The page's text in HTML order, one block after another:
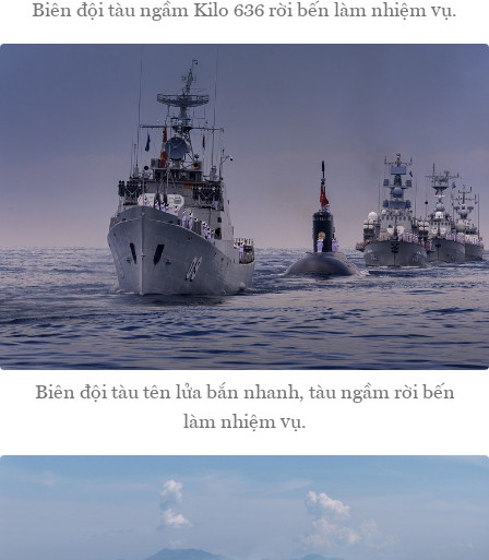
Biên đội tàu ngầm Kilo 636 rời bến làm nhiệm vụ.
Biên đội tàu tên lửa bắn nhanh, tàu ngầm rời bến
làm nhiệm vụ.